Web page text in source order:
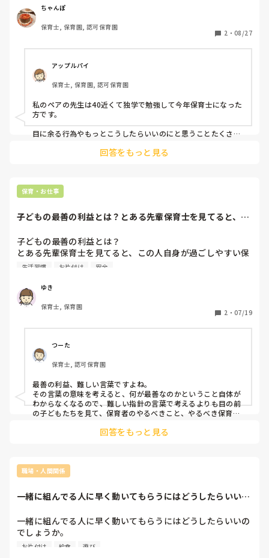
コーナーの方を向いて食べると食事に集中できないため）
・時間内に書類が終わらないのはもちろんのこと、
・自分に割り振られている仕事なのにも関わらず期限を1週
間過ぎて｢やり方聞いてないんですけど｣
・自分の片付けが遅かったせいで合同保育までに終わらせな
いといけないオムツ交換が終わっていないにも関わらず｢も
う私上がる時間なんですけど｣
・子どもだけでは遊ばせない玩具を出したが見ておらず子ど
もの唇が切れて腫れる
挙げるとキリがないですが、書類系の仕事面でも、保育の面
でも問題だらけで困っています。新卒なら指導もできます
が、30超えた方なので今までずっとそのやり方でやってきた
のかなと思います。指導するにしても、自分の仕事が終わっ
限り指導の問題ではないと思っているのですが、困った先生
ちゃんぽ
保育士, 保育園, 認可保育園
2 ・ 08/27
アップルパイ
保育士, 保育園, 認可保育園
私のペアの先生は40近くて独学で勉強して今年保育士になった
方です。
目に余る行為やもっとこうしたらいいのにと思うことたくさん
その都度気づいたら本人に伝えていますが、響いてないみたい
初めての経験でわからないことだらけなのは百も承知ですが、
ます。
ちゃんぽさんのペアの方はベテランさんでそういう状況なのは
本当にありえないし、人任せにしていろんな園を転々して経験
年数を重ねた方なんですかね？？
回答をもっと見る
保育・お仕事
子どもの最善の利益とは？とある先輩保育士を見てると、こ
子どもの最善の利益とは？
とある先輩保育士を見てると、この人自身が過ごしやすい保
育をしてる気がしてすごくモヤモヤします。
ち振る舞いをします。他児とトラブルがあった子をすぐに抱
きかかえて部屋から出たり、子どもがテーブルやロッカーの
上に上っていても「おりてー」と軽く言うだけである程度許
容していたり、タオルの片付けをしない子どもに「この子は
こんなだから」と保育士が全てやってしまったり。泣かずに
自分のやりたいように過ごすことが果たして子どもの最善の
利益と言えるのでしょうか？
これが20年以上保育をしてきた保育士なのかと思うとがっか
りします。安全を優先してると言ってましたが言い訳にしか
聞こえませんでした。
益とはなんでしょうか。保育をする人や園にによって違って
くるものなんでしょうか。
私は、子ども達が自信を持って生きていけるように身の回り
の生活習慣や友達との関わり方を教えていくことこそ、子ど
もの最善の利益なんじゃないかと思っています。色んな意見
があると思います。聞かせていただければと思います。
生活習慣 お片付け 安全
ゆき
保育士, 保育園
2 ・ 07/19
つーた
保育士, 認可保育園
最善の利益、難しい言葉ですよね。
その言葉の意味を考えると、何が最善なのかということ自体が
わからなくなるので、難しい指針の言葉で考えるよりも目の前
の子どもたちを見て、保育者のやるべきこと、やるべき保育を
るのでしょう？わからなければ聞くことからすれば良いのでは
ないでしょうか。
午睡の間のちょっとした時間でもいい。あの時のあれ、どうし
何かねらいがあってのことかもしれません。それが本当にただ
子どもが泣くからという理由だけならば考える必要がある。
また、子どもが泣くことに対してどう考えているのでしょう？
いいこと？悪いこと？
回答をもっと見る
職場・人間関係
一緒に組んでる人に早く動いてもらうにはどうしたらいいの
一緒に組んでる人に早く動いてもらうにはどうしたらいいの
でしょうか。
午後おやつ後、本来なら5時まで活動時間がめいっぱいある
お片付け 給食 遊び